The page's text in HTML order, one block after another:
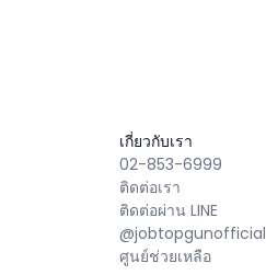
เกี่ยวกับเรา
02-853-6999
ติดต่อเรา
ติดต่อผ่าน LINE
@jobtopgunofficial
ศูนย์ช่วยเหลือ